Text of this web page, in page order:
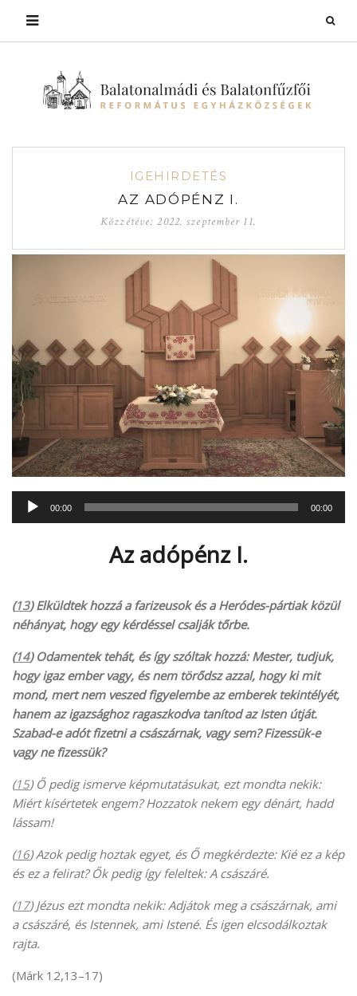
IGEHIRDETÉS
AZ ADÓPÉNZ I.
Közzétéve:2022. szeptember 11.
Audió
00:00 00:00
Az adópénz I.
(13) Elküldtek hozzá a farizeusok és a Heródes-pártiak közül
néhányat, hogy egy kérdéssel csalják tőrbe.
(14) Odamentek tehát, és így szóltak hozzá: Mester, tudjuk,
hogy igaz ember vagy, és nem törődsz azzal, hogy ki mit
mond, mert nem veszed figyelembe az emberek tekintélyét,
hanem az igazsághoz ragaszkodva tanítod az Isten útját.
Szabad-e adót fizetni a császárnak, vagy sem? Fizessük-e
vagy ne fizessük?
(15) Ő pedig ismerve képmutatásukat, ezt mondta nekik:
Miért kísértetek engem? Hozzatok nekem egy dénárt, hadd
lássam!
(16) Azok pedig hoztak egyet, és Ő megkérdezte: Kié ez a kép
és ez a felirat? Ők pedig így feleltek: A császáré.
(17) Jézus ezt mondta nekik: Adjátok meg a császárnak, ami
a császáré, és Istennek, ami Istené. És igen elcsodálkoztak
rajta.
(Márk 12,13–17)